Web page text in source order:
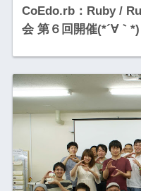
CoEdo.rb：Ruby /
会 第６回開催(*´∀｀*)